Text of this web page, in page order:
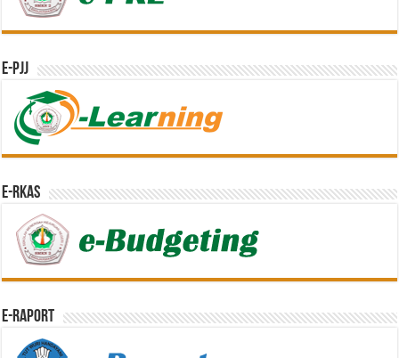
e-PJJ
e-RKAS
E-Raport